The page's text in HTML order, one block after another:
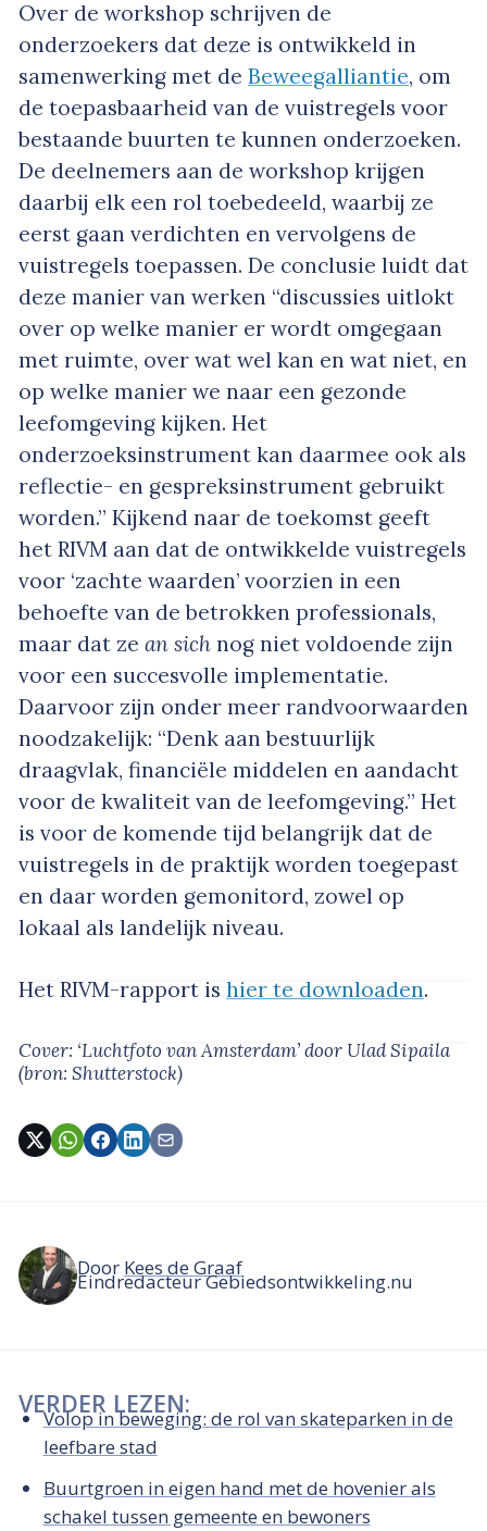
Over de workshop schrijven de
onderzoekers dat deze is ontwikkeld in
samenwerking met de Beweegalliantie, om
de toepasbaarheid van de vuistregels voor
bestaande buurten te kunnen onderzoeken.
De deelnemers aan de workshop krijgen
daarbij elk een rol toebedeeld, waarbij ze
eerst gaan verdichten en vervolgens de
vuistregels toepassen. De conclusie luidt dat
deze manier van werken “discussies uitlokt
over op welke manier er wordt omgegaan
met ruimte, over wat wel kan en wat niet, en
op welke manier we naar een gezonde
leefomgeving kijken. Het
onderzoeksinstrument kan daarmee ook als
reflectie- en gespreksinstrument gebruikt
worden.” Kijkend naar de toekomst geeft
het RIVM aan dat de ontwikkelde vuistregels
voor ‘zachte waarden’ voorzien in een
behoefte van de betrokken professionals,
maar dat ze an sich nog niet voldoende zijn
voor een succesvolle implementatie.
Daarvoor zijn onder meer randvoorwaarden
noodzakelijk: “Denk aan bestuurlijk
draagvlak, financiële middelen en aandacht
voor de kwaliteit van de leefomgeving.” Het
is voor de komende tijd belangrijk dat de
vuistregels in de praktijk worden toegepast
en daar worden gemonitord, zowel op
lokaal als landelijk niveau.
Het RIVM-rapport is hier te downloaden.
Cover: ‘Luchtfoto van Amsterdam’door Ulad Sipaila
(bron: Shutterstock)
Door Kees de Graaf
Eindredacteur Gebiedsontwikkeling.nu
VERDER LEZEN:
Volop in beweging: de rol van skateparken in de
leefbare stad
Buurtgroen in eigen hand met de hovenier als
schakel tussen gemeente en bewoners